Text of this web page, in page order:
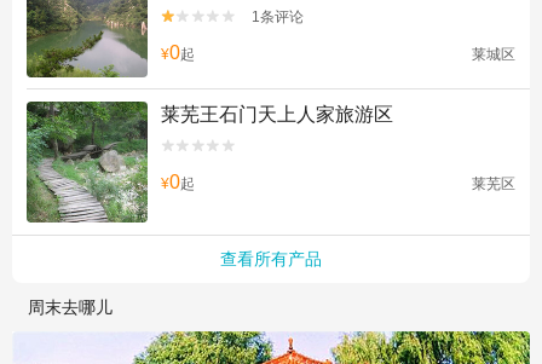

 1条评论
¥0起 莱城区
莱芜王石门天上人家旅游区


¥0起 莱芜区
查看所有产品
周末去哪儿